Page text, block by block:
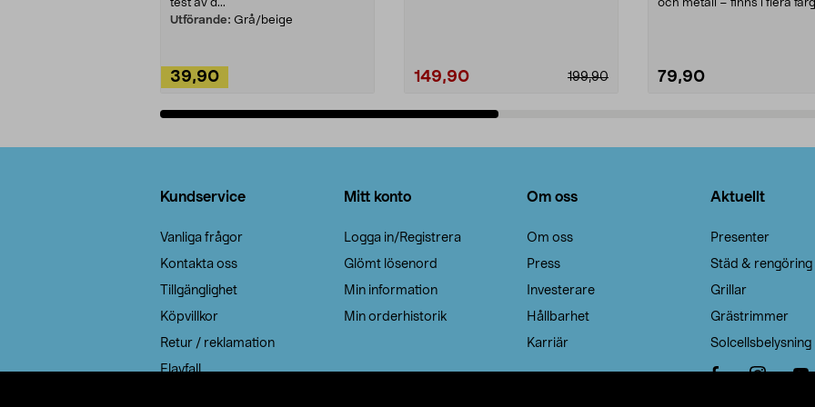
test av d...
Utförande: Grå/beige
39,90 199,90
149,90
och metall – finns i flera
79,90
Kundservice
Vanliga frågor
Kontakta oss
Tillgänglighet
Köpvillkor
Retur / reklamation
Elavfall
Mitt konto
Logga in/Registrera
Glömt lösenord
Min information
Min orderhistorik
Om oss
Om oss
Press
Investerare
Hållbarhet
Karriär
Aktuellt
Presenter
Städ & rengöring
Grillar
Grästrimmer
Solcellsbelysning